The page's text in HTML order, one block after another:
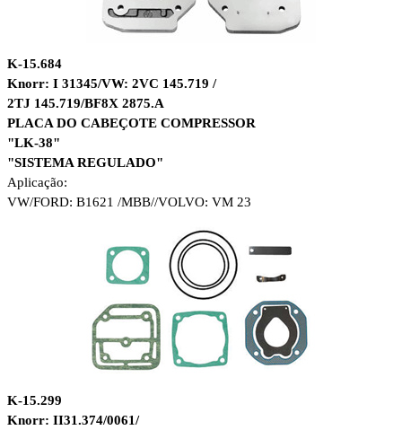
K-15.684
Knorr: I 31345/VW: 2VC 145.719 /
2TJ 145.719/BF8X 2875.A
PLACA DO CABEÇOTE COMPRESSOR
"LK-38"
"SISTEMA REGULADO"
Aplicação:
VW/FORD: B1621 /MBB//VOLVO: VM 23
K-15.299
Knorr: II31.374/0061/